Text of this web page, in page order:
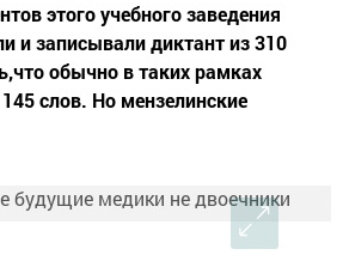
этого учебного заведения
и записывали диктант из 310
обычно в таких рамках
слов. Но мензелинские